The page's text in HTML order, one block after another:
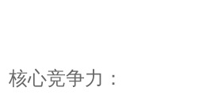
核心竞争力：